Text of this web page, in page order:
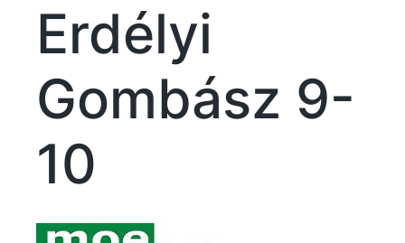
Erdélyi
Gombász 9-
10